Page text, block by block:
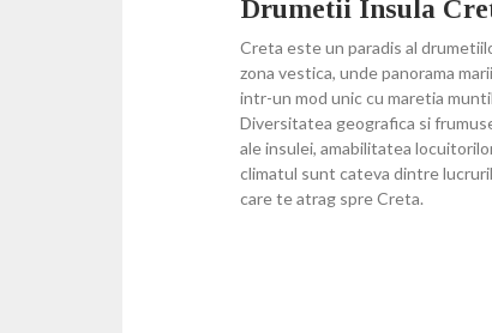
Drumetii Insula
Creta este un paradis al
zona vestica, unde panorama
intr-un mod unic cu maretia
Diversitatea geografica si
ale insulei, amabilitatea
climatul sunt cateva dintre
care te atrag spre Creta.